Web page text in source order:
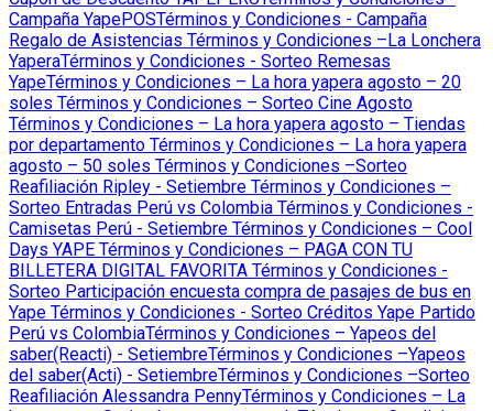
Campaña YapePOSTérminos y Condiciones - Campaña
Regalo de Asistencias Términos y Condiciones –La Lonchera
YaperaTérminos y Condiciones - Sorteo Remesas
YapeTérminos y Condiciones – La hora yapera agosto – 20
soles Términos y Condiciones – Sorteo Cine Agosto
Términos y Condiciones – La hora yapera agosto – Tiendas
por departamento Términos y Condiciones – La hora yapera
agosto – 50 soles Términos y Condiciones –Sorteo
Reafiliación Ripley - Setiembre Términos y Condiciones –
Sorteo Entradas Perú vs Colombia Términos y Condiciones -
Camisetas Perú - Setiembre Términos y Condiciones – Cool
Days YAPE Términos y Condiciones – PAGA CON TU
BILLETERA DIGITAL FAVORITA Términos y Condiciones -
Sorteo Participación encuesta compra de pasajes de bus en
Yape Términos y Condiciones - Sorteo Créditos Yape Partido
Perú vs ColombiaTérminos y Condiciones – Yapeos del
saber(Reacti) - SetiembreTérminos y Condiciones –Yapeos
del saber(Acti) - SetiembreTérminos y Condiciones –Sorteo
Reafiliación Alessandra PennyTérminos y Condiciones – La